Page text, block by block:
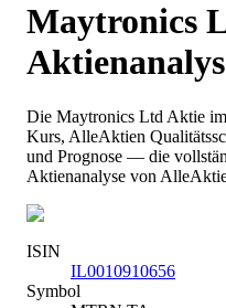
Maytronics
Die Maytronics Ltd Aktie
Kurs, AlleAktien
und Prognose — die
Aktienanalyse von
ISIN
IL0010910656
Symbol